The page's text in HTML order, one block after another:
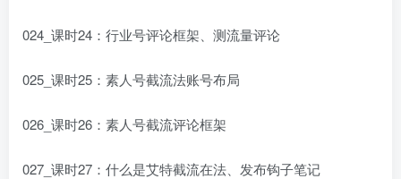
024_课时24：行业号评论框架、测流量评论
025_课时25：素人号截流法账号布局
026_课时26：素人号截流评论框架
027_课时27：什么是艾特截流在法、发布钩子笔记